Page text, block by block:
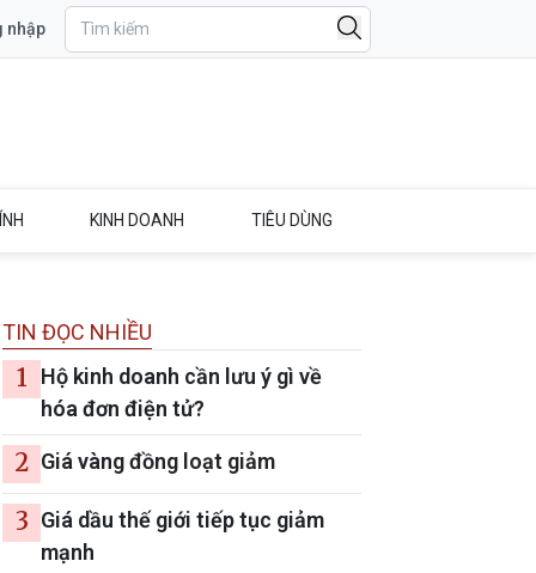
nhập
KINH DOANH TIÊU DÙNG
TIN ĐỌC NHIỀU
1
Hộ kinh doanh cần lưu ý gì về
hóa đơn điện tử?
2 Giá vàng đồng loạt giảm
3 Giá dầu thế giới tiếp tục giảm
mạnh